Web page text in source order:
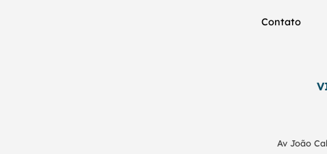
Contato
Av João